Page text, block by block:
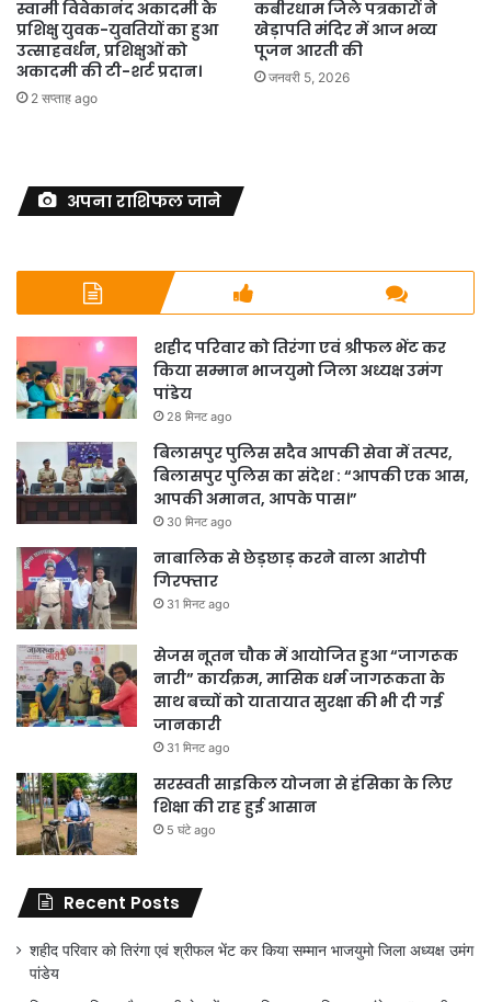
स्वामी विवेकानंद अकादमी के
प्रशिक्षु युवक-युवतियों का हुआ
उत्साहवर्धन, प्रशिक्षुओं को
अकादमी की टी-शर्ट प्रदान।
2 सप्ताह ago
कबीरधाम जिले पत्रकारों ने
खेड़ापति मंदिर में आज भव्य
पूजन आरती की
जनवरी 5, 2026
अपना राशिफल जाने
शहीद परिवार को तिरंगा एवं श्रीफल भेंट कर
किया सम्मान भाजयुमो जिला अध्यक्ष उमंग
पांडेय
28 मिनट ago
बिलासपुर पुलिस सदैव आपकी सेवा में तत्पर,
बिलासपुर पुलिस का संदेश : “आपकी एक आस,
आपकी अमानत, आपके पास।”
30 मिनट ago
नाबालिक से छेड़छाड़ करने वाला आरोपी
गिरफ्तार
31 मिनट ago
सेजस नूतन चौक में आयोजित हुआ “जागरूक
नारी” कार्यक्रम, मासिक धर्म जागरूकता के
साथ बच्चों को यातायात सुरक्षा की भी दी गई
जानकारी
31 मिनट ago
सरस्वती साइकिल योजना से हंसिका के लिए
शिक्षा की राह हुई आसान
5 घंटे ago
Recent Posts
शहीद परिवार को तिरंगा एवं श्रीफल भेंट कर किया सम्मान भाजयुमो जिला अध्यक्ष उमंग
पांडेय